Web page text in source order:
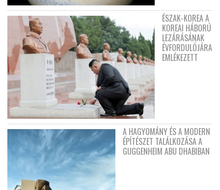
ÉSZAK-KOREA A
KOREAI HÁBORÚ
LEZÁRÁSÁNAK
ÉVFORDULÓJÁRA
EMLÉKEZETT
A HAGYOMÁNY ÉS A MODERN
ÉPÍTÉSZET TALÁLKOZÁSA A
GUGGENHEIM ABU DHABIBAN